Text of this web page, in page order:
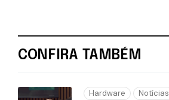
CONFIRA TAMBÉM
Hardware Notícias